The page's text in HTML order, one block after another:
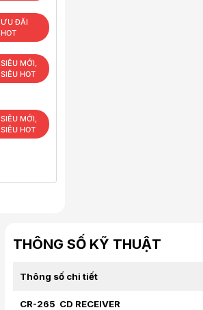
ƯU ĐÃI
HOT
SIÊU MỚI,
SIÊU HOT
SIÊU MỚI,
SIÊU HOT
THÔNG SỐ KỸ THUẬT
Thông số chi tiết
CR-265 CD RECEIVER